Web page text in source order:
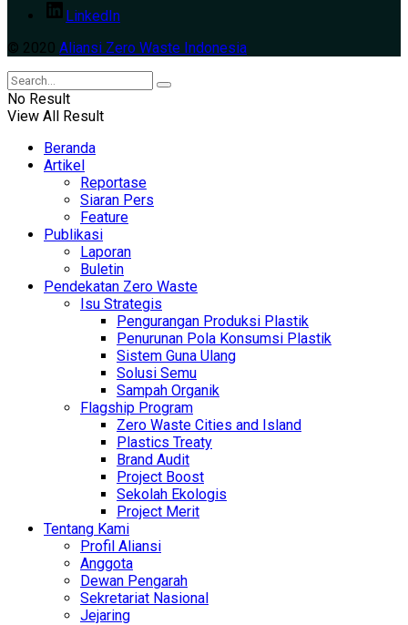
LinkedIn
© 2020 Aliansi Zero Waste Indonesia
No Result
View All Result
Beranda
Artikel
Reportase
Siaran Pers
Feature
Publikasi
Laporan
Buletin
Pendekatan Zero Waste
Isu Strategis
Pengurangan Produksi Plastik
Penurunan Pola Konsumsi Plastik
Sistem Guna Ulang
Solusi Semu
Sampah Organik
Flagship Program
Zero Waste Cities and Island
Plastics Treaty
Brand Audit
Project Boost
Sekolah Ekologis
Project Merit
Tentang Kami
Profil Aliansi
Anggota
Dewan Pengarah
Sekretariat Nasional
Jejaring